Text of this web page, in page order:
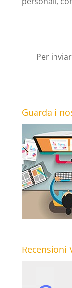
Per
Guarda i
Recensioni